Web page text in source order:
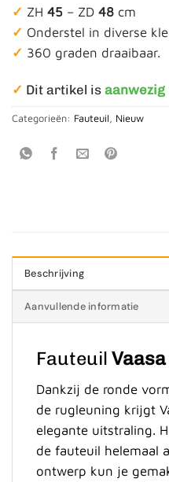
✓ ZH 45 – ZD 48 cm
✓ Onderstel in diverse
✓ 360 graden draaibaar.
✓ Dit artikel is aanwezig
Categorieën: Fauteuil Nieuw
Beschrijving
Aanvullende informatie
Fauteuil Vaasa
Dankzij de ronde
de rugleuning krijgt
elegante uitstraling.
de fauteuil helemaal
ontwerp kun je